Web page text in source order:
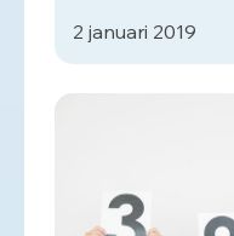
2 januari 2019